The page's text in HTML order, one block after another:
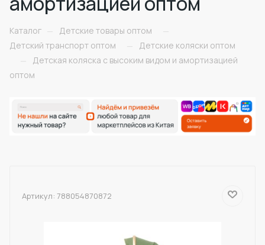
Каталог — Детские товары оптом
—
Детский транспорт оптом
—
Детские коляски оптом
—
Детская коляска с высоким видом и амортизацией
оптом
Артикул: 788054870872